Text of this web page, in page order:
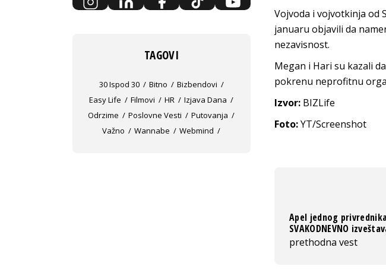
Vojvoda i vojvotkinja od
januaru objavili da
nezavisnost.
Megan i Hari su kazali
pokrenu neprofitnu
Izvor: BIZLife
Foto:YT/Screenshot
Apel jednog
SVAKODNEVNO
prethodna vest
TAGOVI
30 Ispod 30 Bitno
Bizbendovi
Easy Life
Filmovi HR
Izjava Dana
Odrzime
Poslovne Vesti
Putovanja
Važno
Wannabe Webmind